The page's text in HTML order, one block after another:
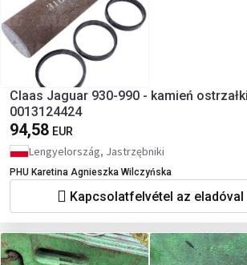
Claas Jaguar 930-990 - kamień
0013124424
94,58 EUR
Lengyelország, Jastrzębniki
PHU Karetina Agnieszka Wilczyńska
Kapcsolatfelvétel az eladóval